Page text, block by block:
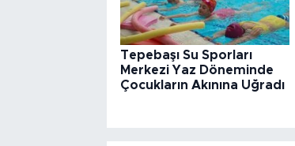
Tepebaşı Su Sporları
Merkezi Yaz Döneminde
Çocukların Akınına Uğradı